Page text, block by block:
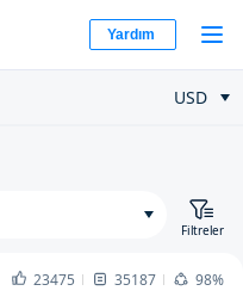
Yardım
USD
Filtreler
23475 35187
98%